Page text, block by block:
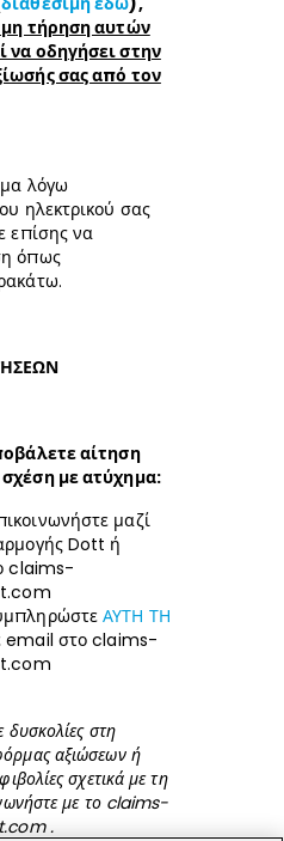
τήρηση αυτών
οδηγήσει στην
σας από τον
λόγω
ηλεκτρικού σας
επίσης να
όπως
αίτηση
με ατύχημα:
μαζί
Dott ή
claims-
ΑΥΤΗ ΤΗ
email στοclaims-
δυσκολίες στη
αξιώσεων ή
σχετικά με τη
με το claims-
.